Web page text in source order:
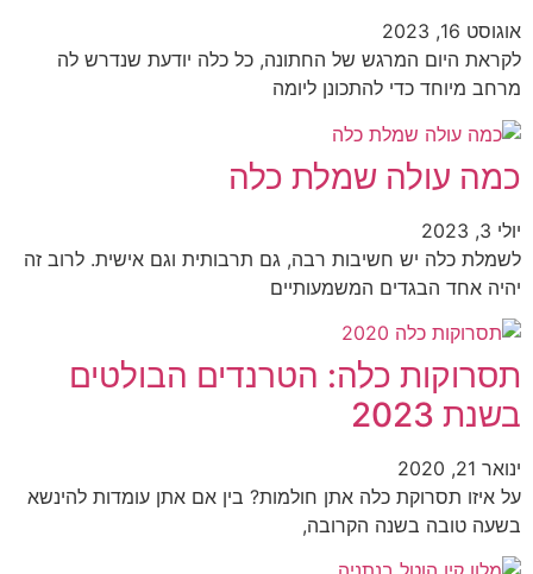
אוגוסט 16, 2023
לקראת היום המרגש של החתונה, כל כלה יודעת שנדרש לה
מרחב מיוחד כדי להתכונן ליומה
כמה עולה שמלת כלה
יולי 3, 2023
לשמלת כלה יש חשיבות רבה, גם תרבותית וגם אישית. לרוב זה
יהיה אחד הבגדים המשמעותיים
תסרוקות כלה: הטרנדים הבולטים
בשנת 2023
ינואר 21, 2020
על איזו תסרוקת כלה אתן חולמות? בין אם אתן עומדות להינשא
בשעה טובה בשנה הקרובה,